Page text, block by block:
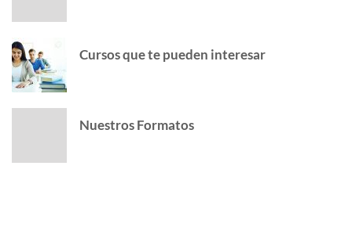
Cursos que te pueden interesar
Nuestros Formatos